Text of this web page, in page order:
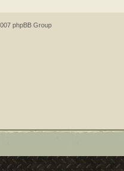
phpBB Group